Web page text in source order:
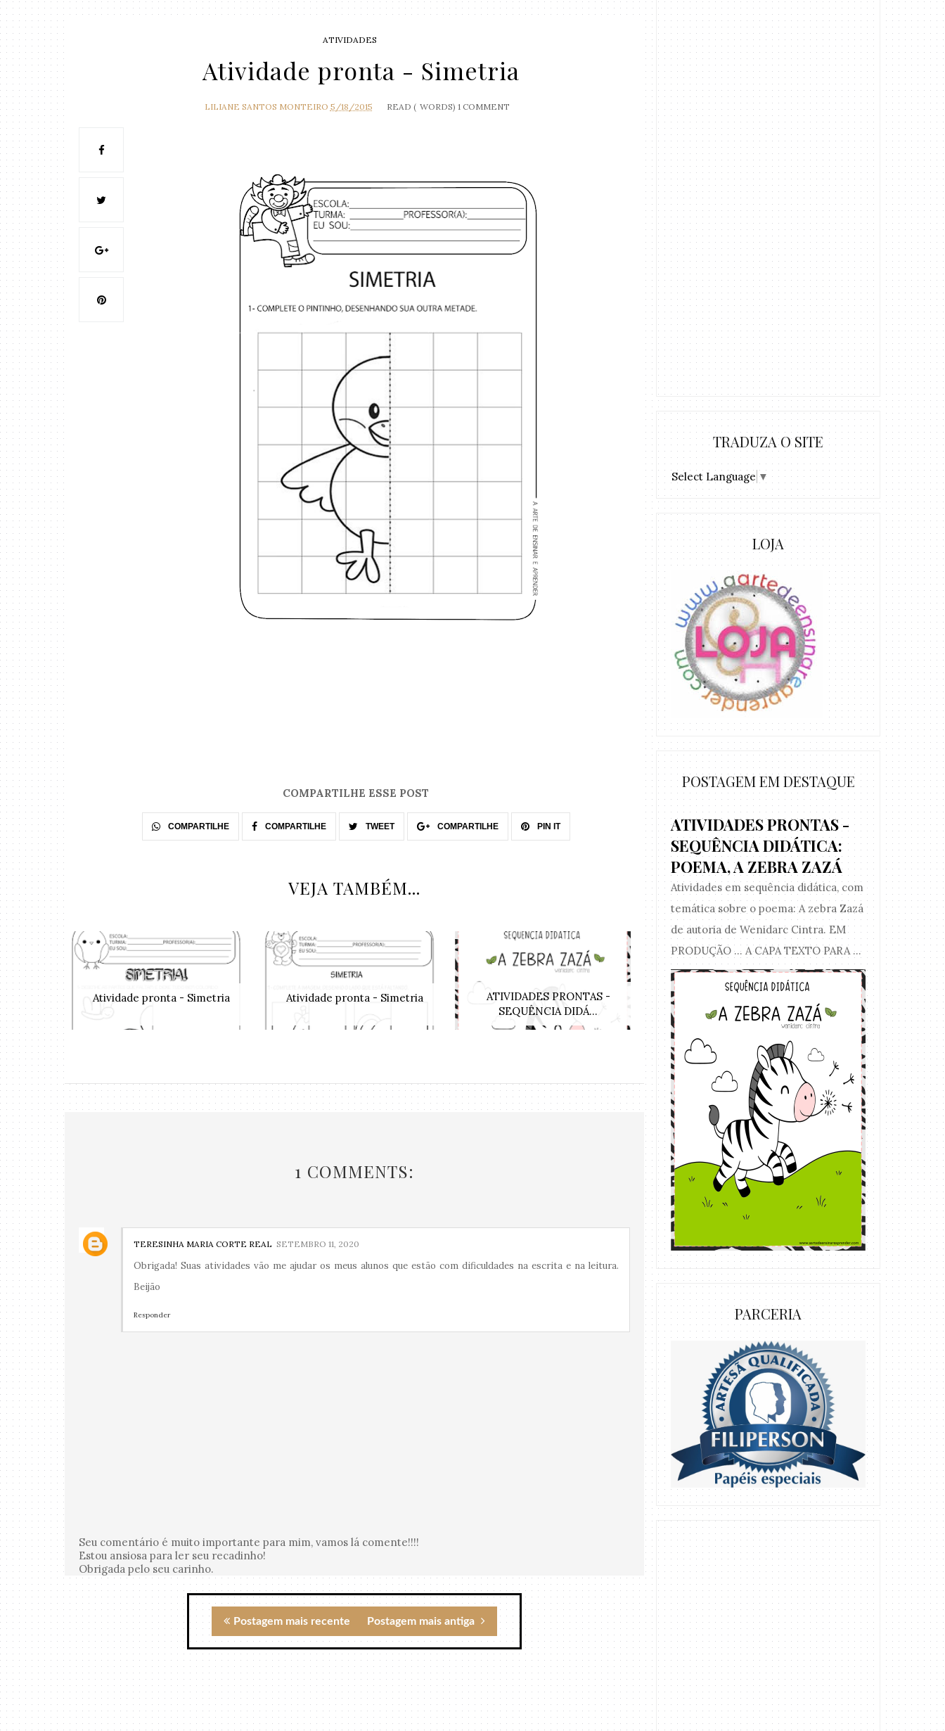
ATIVIDADES
Atividade pronta - Simetria
LILIANE SANTOS MONTEIRO 5/18/2015 READ ( WORDS) 1 COMMENT
COMPARTILHE ESSE POST
COMPARTILHE COMPARTILHE TWEET COMPARTILHE PIN IT
VEJA TAMBÉM...
Atividade pronta - Simetria Atividade pronta - Simetria
ATIVIDADES PRONTAS -
SEQUÊNCIA DIDÁ...
ATIVIDADE PRONTA - ANÁLISE
ESTRUTUR...
ATIVIDADE
NÚMEROS
1 COMMENTS:
TERESINHA MARIA CORTE REAL SETEMBRO 11, 2020
Obrigada! Suas atividades vão me ajudar os meus alunos que estão com dificuldades na escrita e na leitura.
Beijão
Responder
Seu comentário é muito importante para mim, vamos lá comente!!!!
Estou ansiosa para ler seu recadinho!
Obrigada pelo seu carinho.
Postagem mais recente Postagem mais antiga
TRADUZA O SITE
Select Language ▼
LOJA
POSTAGEM EM DESTAQUE
ATIVIDADES PRONTAS -
SEQUÊNCIA DIDÁTICA:
POEMA, A ZEBRA ZAZÁ
Atividades em sequência didática, com
temática sobre o poema: A zebra Zazá
de autoria de Wenidarc Cintra. EM
PRODUÇÃO ... A CAPA TEXTO PARA ...
PARCERIA